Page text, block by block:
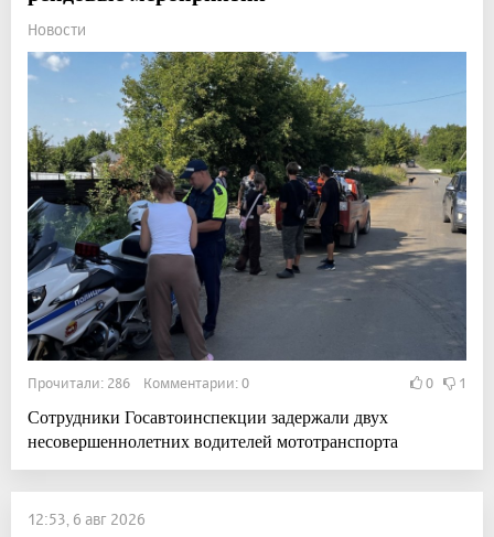
Новости
Прочитали: 286 Комментарии: 0 0 1
Сотрудники Госавтоинспекции задержали двух
несовершеннолетних водителей мототранспорта
12:53, 6 авг 2026